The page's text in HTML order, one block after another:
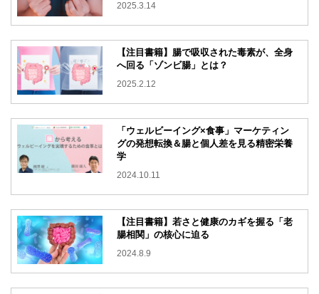
2025.3.14
【注目書籍】腸で吸収された毒素が、全身
へ回る「ゾンビ腸」とは？
2025.2.12
「ウェルビーイング×食事」マーケティン
グの発想転換＆腸と個人差を見る精密栄養
学
2024.10.11
【注目書籍】若さと健康のカギを握る「老
腸相関」の核心に迫る
2024.8.9